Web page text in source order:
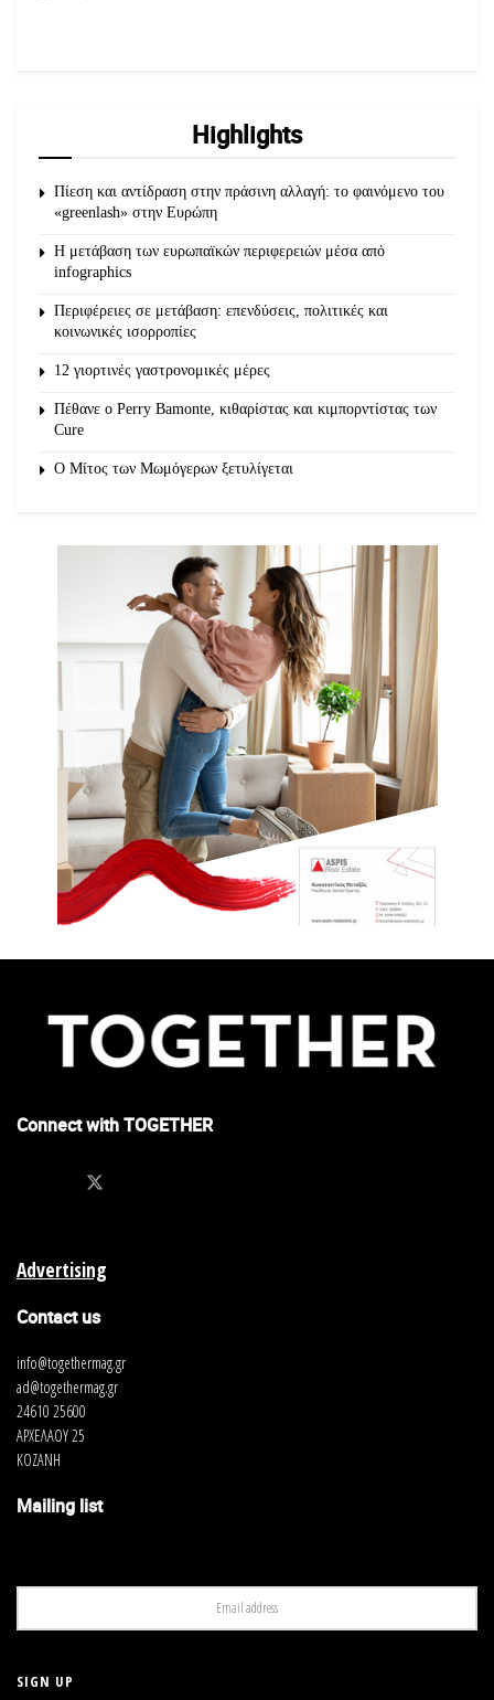
Highlights
Πίεση και αντίδραση στην πράσινη αλλαγή: το φαινόμενο του
«greenlash» στην Ευρώπη
Η μετάβαση των ευρωπαϊκών περιφερειών μέσα από
infographics
Περιφέρειες σε μετάβαση: επενδύσεις, πολιτικές και
κοινωνικές ισορροπίες
12 γιορτινές γαστρονομικές μέρες
Πέθανε ο Perry Bamonte, κιθαρίστας και κιμπορντίστας των
Cure
O Μίτος των Μωμόγερων ξετυλίγεται
Connect with TOGETHER
Advertising
Contact us
info@togethermag.gr
ad@togethermag.gr
24610 25600
ΑΡΧΕΛΑΟΥ 25
ΚΟΖΑΝΗ
Mailing list